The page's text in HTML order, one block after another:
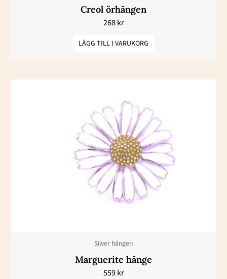
Creol örhängen
268kr
LÄGG TILL I VARUKORG
Silver hängen
Marguerite hänge
559kr